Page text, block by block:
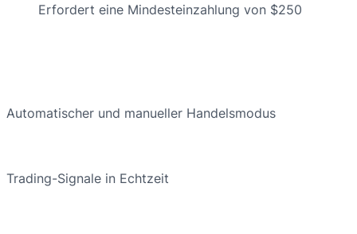
Erfordert eine Mindesteinzahlung von $250
Automatischer und manueller Handelsmodus
Trading-Signale in Echtzeit